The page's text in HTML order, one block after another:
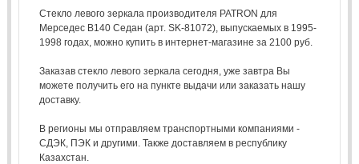
Стекло левого зеркала производителя PATRON для
Мерседес В140 Седан (арт. SK-81072), выпускаемых в 1995-
1998 годах, можно купить в интернет-магазине за 2100 руб.
Заказав стекло левого зеркала сегодня, уже завтра Вы
можете получить его на пункте выдачи или заказать нашу
доставку.
В регионы мы отправляем транспортными компаниями -
СДЭК, ПЭК и другими. Также доставляем в республику
Казахстан.